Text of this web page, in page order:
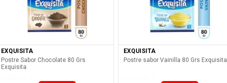
Ver Producto
EXQUISITA
Postre Sabor Chocolate 80 Grs
Exquisita
Ver Producto
EXQUISITA
Postre sabor Vainilla 80 Grs Exquisita